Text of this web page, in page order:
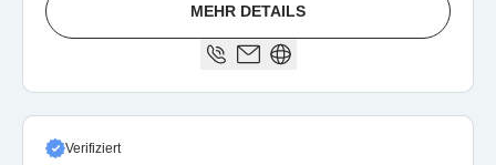
MEHR DETAILS
Verifiziert